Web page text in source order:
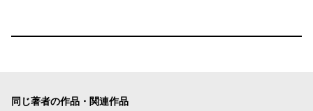
同じ著者の作品・関連作品